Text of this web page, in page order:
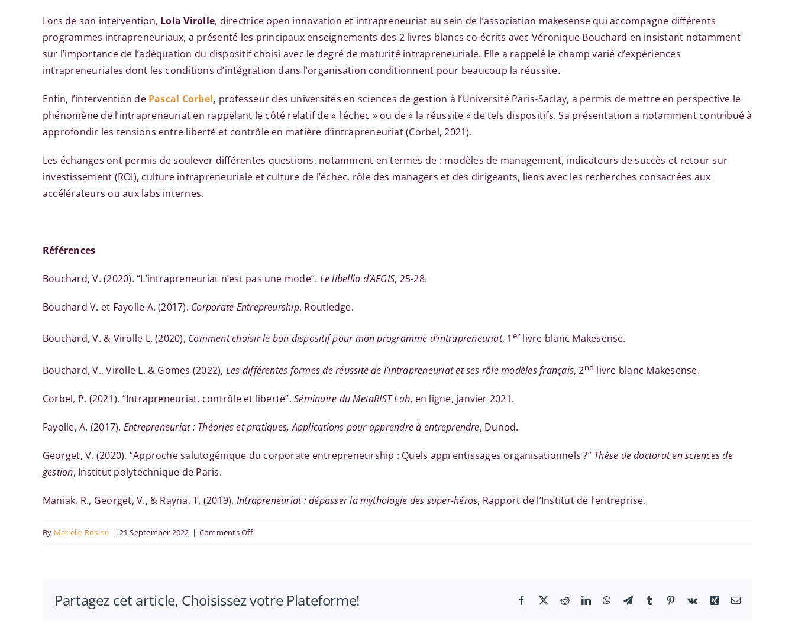
Lors de son intervention, Lola Virolle, directrice open innovation et intrapreneuriat au sein de l’association makesense qui accompagne différents
programmes intrapreneuriaux, a présenté les principaux enseignements des 2 livres blancs co-écrits avec Véronique Bouchard en insistant notamment
sur l’importance de l’adéquation du dispositif choisi avec le degré de maturité intrapreneuriale. Elle a rappelé le champ varié d’expériences
intrapreneuriales dont les conditions d’intégration dans l’organisation conditionnent pour beaucoup la réussite.
Enfin, l’intervention dePascal Corbel, professeur des universités en sciences de gestion à l’Université Paris-Saclay, a permis de mettre en perspective le
phénomène de l’intrapreneuriat en rappelant le côté relatif de « l’échec » ou de « la réussite » de tels dispositifs. Sa présentation a notamment contribué à
approfondir les tensions entre liberté et contrôle en matière d’intrapreneuriat (Corbel, 2021).
Les échanges ont permis de soulever différentes questions, notamment en termes de : modèles de management, indicateurs de succès et retour sur
investissement (ROI), culture intrapreneuriale et culture de l’échec, rôle des managers et des dirigeants, liens avec les recherches consacrées aux
accélérateurs ou aux labs internes.
Références
Bouchard, V. (2020). “L’intrapreneuriat n’est pas une mode”. Le libellio d’AEGIS, 25-28.
Bouchard V. et Fayolle A. (2017). Corporate Entrepreurship, Routledge.
Bouchard, V. & Virolle L. (2020), Comment choisir le bon dispositif pour mon programme d’intrapreneuriat, 1 er livre blanc Makesense.
Bouchard, V., Virolle L. & Gomes (2022), Les différentes formes de réussite de l’intrapreneuriat et ses rôle modèles français, 2nd livre blanc Makesense.
Corbel, P. (2021). “Intrapreneuriat, contrôle et liberté”.Séminaire du MetaRIST Lab, en ligne, janvier 2021.
Fayolle, A. (2017). Entrepreneuriat : Théories et pratiques, Applications pour apprendre à entreprendre, Dunod.
Georget, V. (2020). “Approche salutogénique du corporate entrepreneurship : Quels apprentissages organisationnels ?” Thèse de doctorat en sciences de
gestion, Institut polytechnique de Paris.
Maniak, R., Georget, V., & Rayna, T. (2019). Intrapreneuriat : dépasser la mythologie des super-héros, Rapport de l’Institut de l’entreprise.
By Marielle Rosine | 21 September 2022 | Comments Offon
Zoom
Partagez cet article, Choisissez votre Plateforme! Facebook
X RedditLinkedInWhatsApp
TelegramTumblr Pinterest
Vk Xing Email